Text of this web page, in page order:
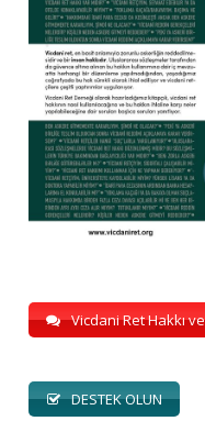
Vicdani Ret Hakkı
DESTEK OLUN